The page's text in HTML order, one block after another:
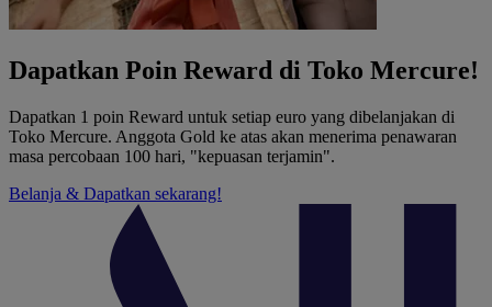
Dapatkan Poin Reward di Toko Mercure!
Dapatkan 1 poin Reward untuk setiap euro yang dibelanjakan di
Toko Mercure. Anggota Gold ke atas akan menerima penawaran
masa percobaan 100 hari, "kepuasan terjamin".
Belanja & Dapatkan sekarang!